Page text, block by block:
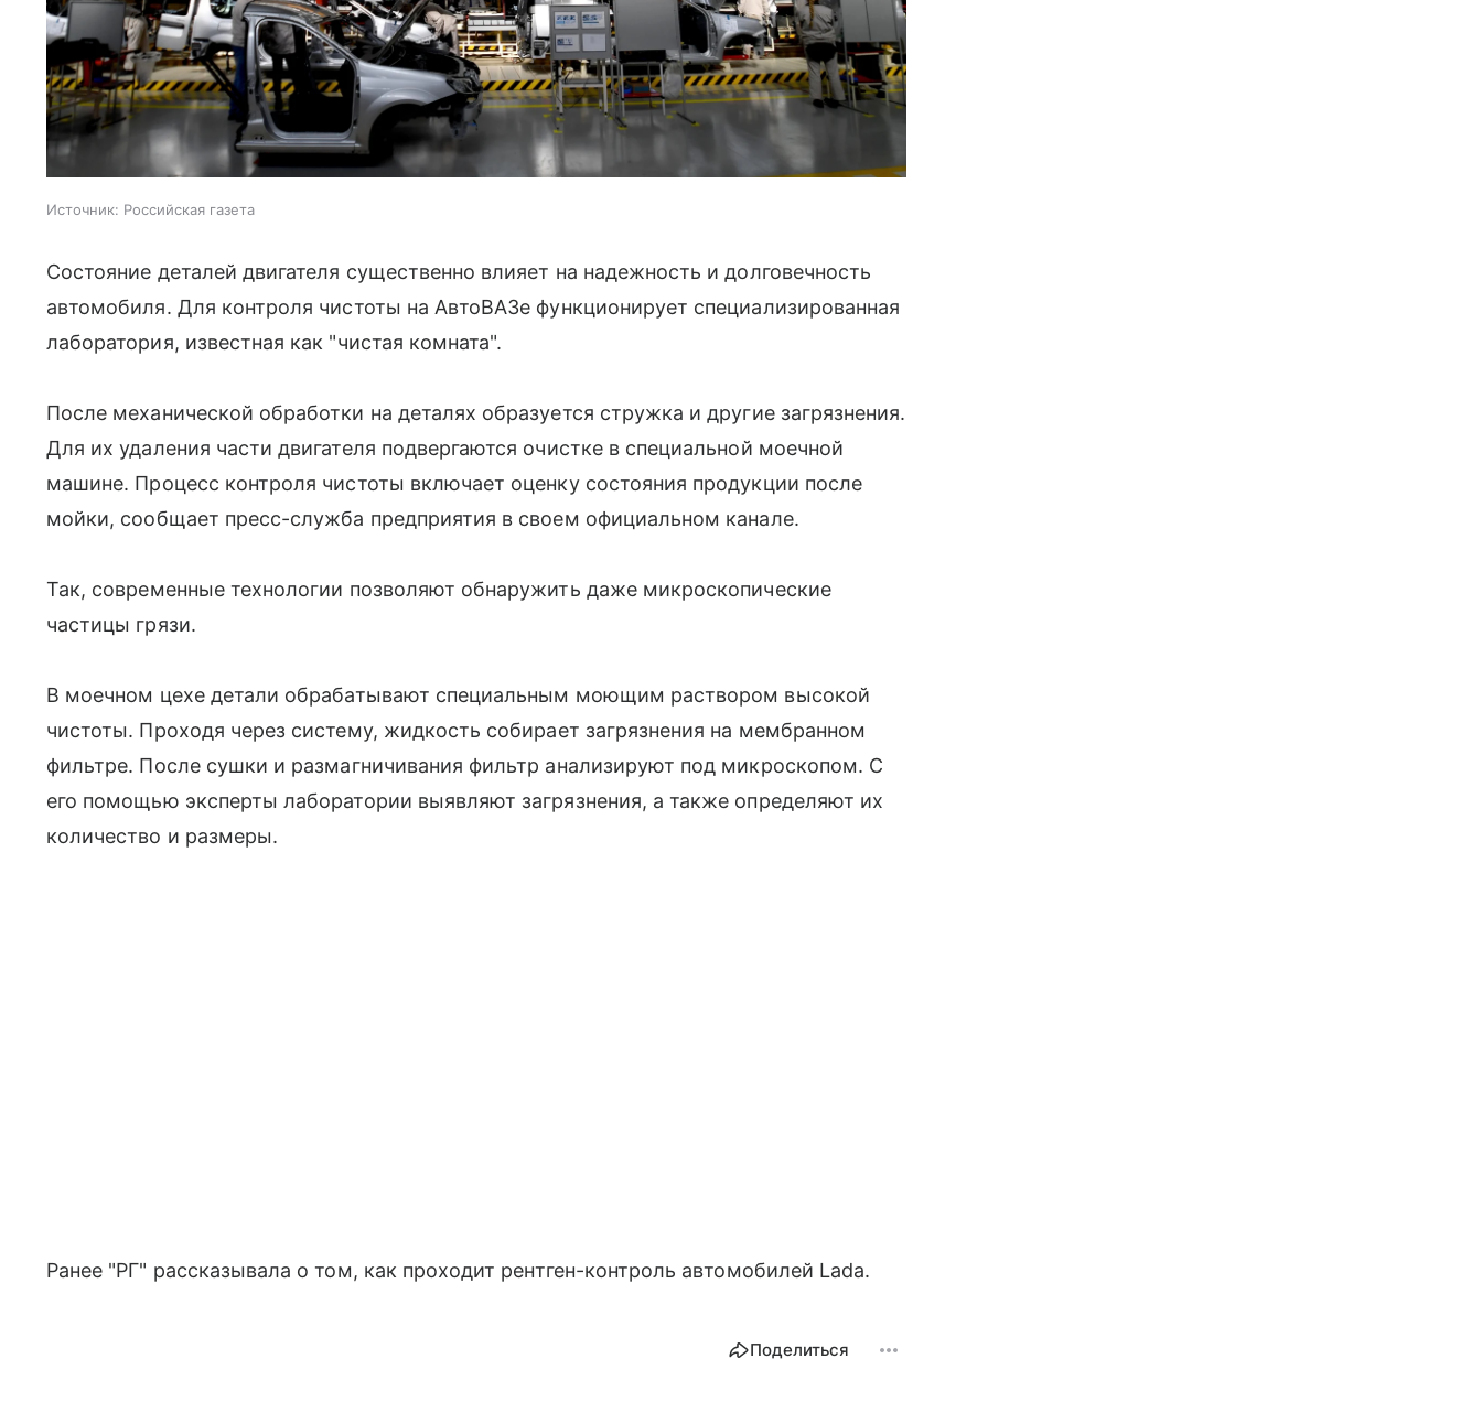
Источник: Российская газета
Состояние деталей двигателя существенно влияет на надежность и долговечность
автомобиля. Для контроля чистоты на АвтоВАЗе функционирует специализированная
лаборатория, известная как "чистая комната".
После механической обработки на деталях образуется стружка и другие загрязнения.
Для их удаления части двигателя подвергаются очистке в специальной моечной
машине. Процесс контроля чистоты включает оценку состояния продукции после
мойки, сообщает пресс-служба предприятия в своем официальном канале.
Так, современные технологии позволяют обнаружить даже микроскопические
частицы грязи.
В моечном цехе детали обрабатывают специальным моющим раствором высокой
чистоты. Проходя через систему, жидкость собирает загрязнения на мембранном
фильтре. После сушки и размагничивания фильтр анализируют под микроскопом. С
его помощью эксперты лаборатории выявляют загрязнения, а также определяют их
количество и размеры.
Ранее "РГ" рассказывала о том, как проходит рентген-контроль автомобилей Lada.
Поделиться